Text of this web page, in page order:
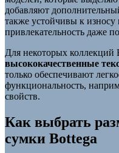
добавляют
также устойчивы к
привлекательность даже
Для некоторых коллекций
высококачественные
только обеспечивают
функциональность,
свойств.
Как выбрать
сумки Bottega